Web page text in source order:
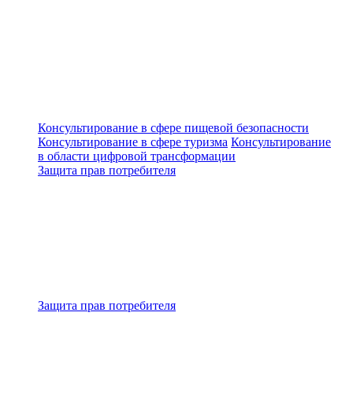
Консультирование в сфере пищевой безопасности
Консультирование в сфере туризма Консультирование
в области цифровой трансформации
Защита прав потребителя
Защита прав потребителя